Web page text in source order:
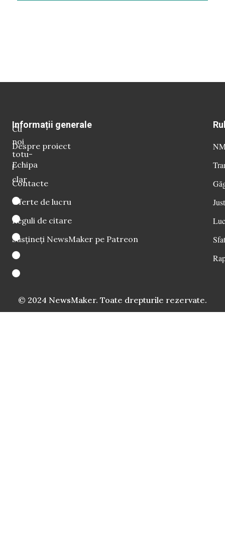
Cu
noi
totu-
i
clar
Informații generale
Despre proiect
Echipa
Contacte
Oferte de lucru
Reguli de citare
Susțineți NewsMaker pe Patreon
© 2024 NewsMaker. Toate drepturile rezervate.